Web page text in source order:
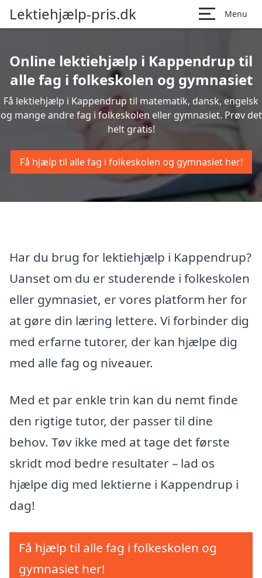
Lektiehjælp-pris.dk Menu
Online lektiehjælp i Kappendrup til
alle fag i folkeskolen og gymnasiet
Få lektiehjælp i Kappendrup til matematik, dansk, engelsk
og mange andre fag i folkeskolen eller gymnasiet. Prøv det
helt gratis!
Få hjælp til alle fag i folkeskolen og gymnasiet her!
Har du brug for lektiehjælp i Kappendrup?
Uanset om du er studerende i folkeskolen
eller gymnasiet, er vores platform her for
at gøre din læring lettere. Vi forbinder dig
med erfarne tutorer, der kan hjælpe dig
med alle fag og niveauer.
Med et par enkle trin kan du nemt finde
den rigtige tutor, der passer til dine
behov. Tøv ikke med at tage det første
skridt mod bedre resultater – lad os
hjælpe dig med lektierne i Kappendrup i
dag!
Få hjælp til alle fag i folkeskolen og
gymnasiet her!